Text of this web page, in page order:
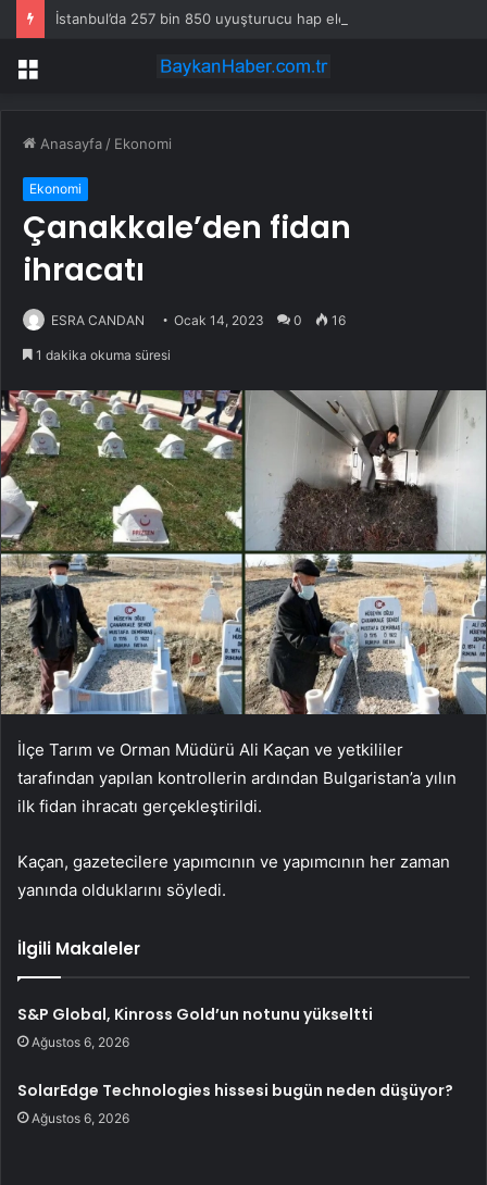
İstanbul’da 257 bin 850 uyuşturucu hap ele geçirildi
Menü
Anasayfa / Ekonomi
Ekonomi
Çanakkale’den fidan
ihracatı
ESRA CANDAN Ocak 14, 2023 0 16
1 dakika okuma süresi
İlçe Tarım ve Orman Müdürü Ali Kaçan ve yetkililer
tarafından yapılan kontrollerin ardından Bulgaristan’a yılın
ilk fidan ihracatı gerçekleştirildi.
Kaçan, gazetecilere yapımcının ve yapımcının her zaman
yanında olduklarını söyledi.
İlgili Makaleler
S&P Global, Kinross Gold’un notunu yükseltti
Ağustos 6, 2026
SolarEdge Technologies hissesi bugün neden düşüyor?
Ağustos 6, 2026